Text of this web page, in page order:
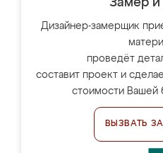
Замер и
Дизайнер-замерщик
проведёт
составит проект и
стоимости Вашей
ВЫЗВАТЬ